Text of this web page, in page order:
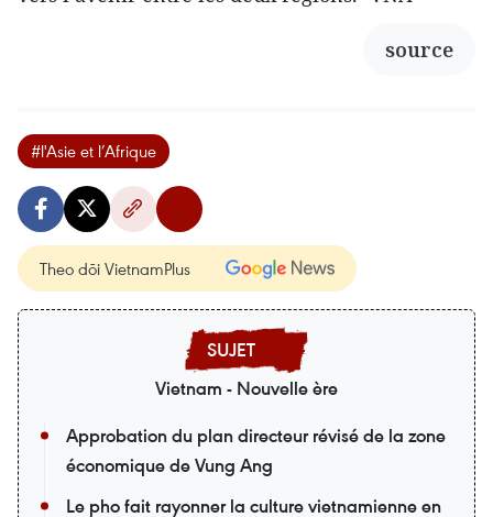
source
#l'Asie et l’Afrique
Theo dõi VietnamPlus
Vietnam - Nouvelle ère
Approbation du plan directeur révisé de la zone
économique de Vung Ang
Le pho fait rayonner la culture vietnamienne en